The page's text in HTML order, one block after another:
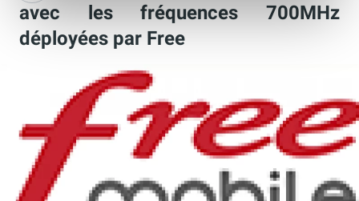
avec les fréquences 700MHz
déployées par Free